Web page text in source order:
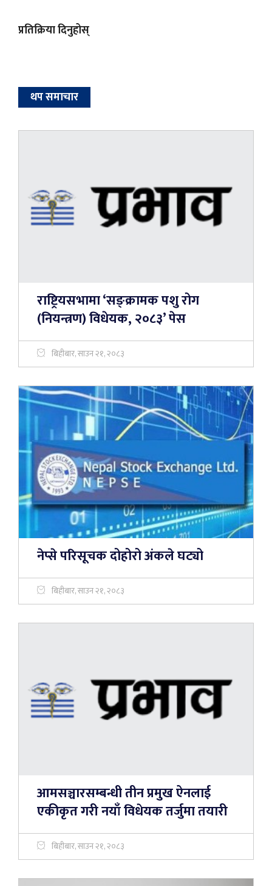
प्रतिक्रिया दिनुहोस्
थप समाचार
राष्ट्रियसभामा ‘सङ्क्रामक पशु रोग
(नियन्त्रण) विधेयक, २०८३’ पेस
बिहीबार, साउन २१, २०८३
नेप्से परिसूचक दोहोरो अंकले घट्यो
बिहीबार, साउन २१, २०८३
आमसञ्चारसम्बन्धी तीन प्रमुख ऐनलाई
एकीकृत गरी नयाँ विधेयक तर्जुमा तयारी
बिहीबार, साउन २१, २०८३